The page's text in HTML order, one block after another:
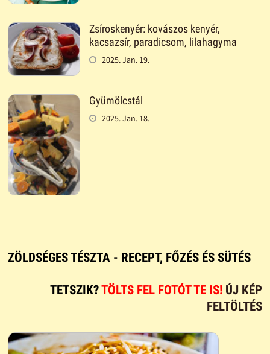
Zsíroskenyér: kovászos kenyér,
kacsazsír, paradicsom, lilahagyma
2025. Jan. 19.
Gyümölcstál
2025. Jan. 18.
ZÖLDSÉGES TÉSZTA - RECEPT, FŐZÉS ÉS SÜTÉS
TETSZIK?TÖLTS FEL FOTÓT TE IS! ÚJ KÉP
FELTÖLTÉS